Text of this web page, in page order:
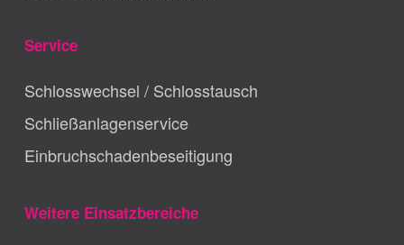
Service
Schlosswechsel / Schlosstausch
Schließanlagenservice
Einbruchschadenbeseitigung
Weitere Einsatzbereiche